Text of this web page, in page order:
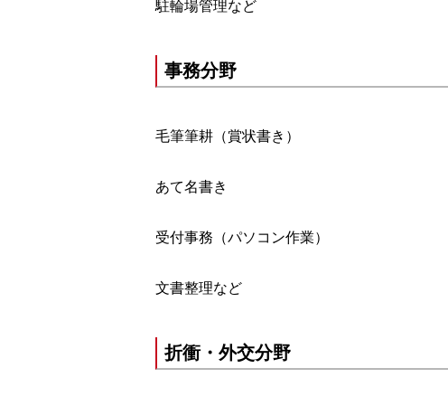
駐輪場管理など
事務分野
毛筆筆耕（賞状書き）
あて名書き
受付事務（パソコン作業）
文書整理など
折衝・外交分野